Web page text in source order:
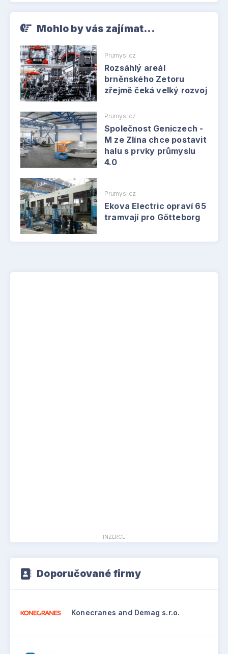
Mohlo by vás zajímat...
Prumysl.cz
Rozsáhlý areál
brněnského Zetoru
zřejmě čeká velký rozvoj
Prumysl.cz
Společnost Geniczech -
M ze Zlína chce postavit
halu s prvky průmyslu
4.0
Prumysl.cz
Ekova Electric opraví 65
tramvají pro Götteborg
INZERCE
Doporučované firmy
Konecranes and Demag s.r.o.